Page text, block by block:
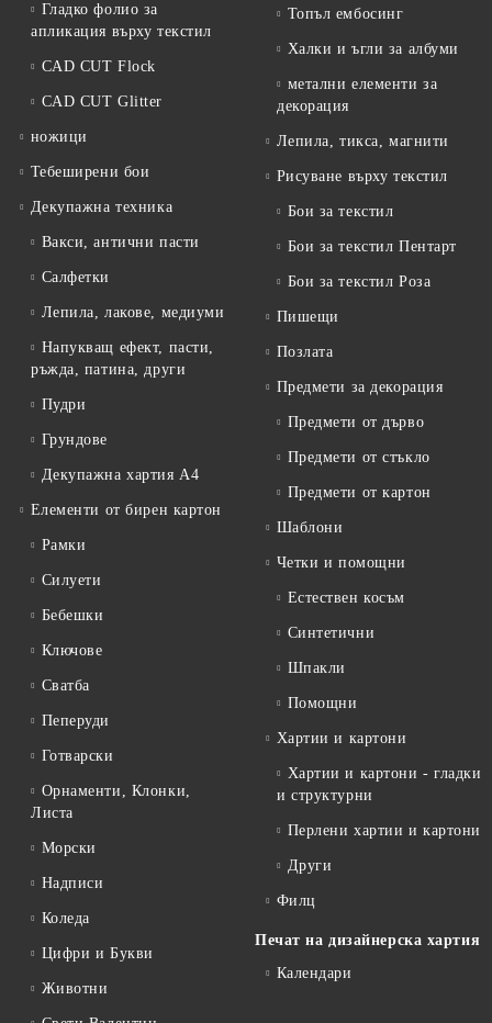
Гладко фолио за
апликация върху текстил
CAD CUT Flock
CAD CUT Glitter
ножици
Тебеширени бои
Декупажна техника
Вакси, антични пасти
Салфетки
Лепила, лакове, медиуми
Напукващ ефект, пасти,
ръжда, патина, други
Пудри
Грундове
Декупажна хартия А4
Елементи от бирен картон
Рамки
Силуети
Бебешки
Ключове
Сватба
Пеперуди
Готварски
Орнаменти, Клонки,
Листа
Морски
Надписи
Коледа
Цифри и Букви
Животни
Топъл ембосинг
Халки и ъгли за албуми
метални елементи за
декорация
Лепила, тикса, магнити
Рисуване върху текстил
Бои за текстил
Бои за текстил Пентарт
Бои за текстил Роза
Пишещи
Позлата
Предмети за декорация
Предмети от дърво
Предмети от стъкло
Предмети от картон
Шаблони
Четки и помощни
Естествен косъм
Синтетични
Шпакли
Помощни
Хартии и картони
Хартии и картони - гладки
и структурни
Перлени хартии и картони
Други
Филц
Печат на дизайнерска хартия
Календари